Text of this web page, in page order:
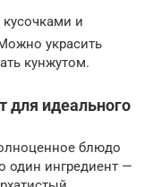
и
украсить
кунжутом.
идеального
блюдо
один ингредиент —